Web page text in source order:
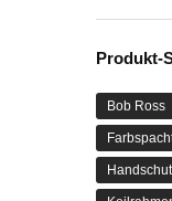
Produkt-
Bob Ross